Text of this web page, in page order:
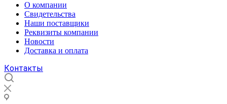
О компании
Свидетельства
Наши поставщики
Реквизиты компании
Новости
Доставка и оплата
Контакты